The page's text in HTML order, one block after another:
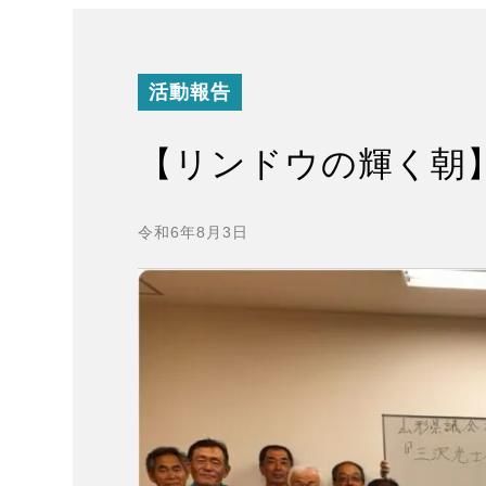
活動報告
【リンドウの輝く朝
令和6年8月3日